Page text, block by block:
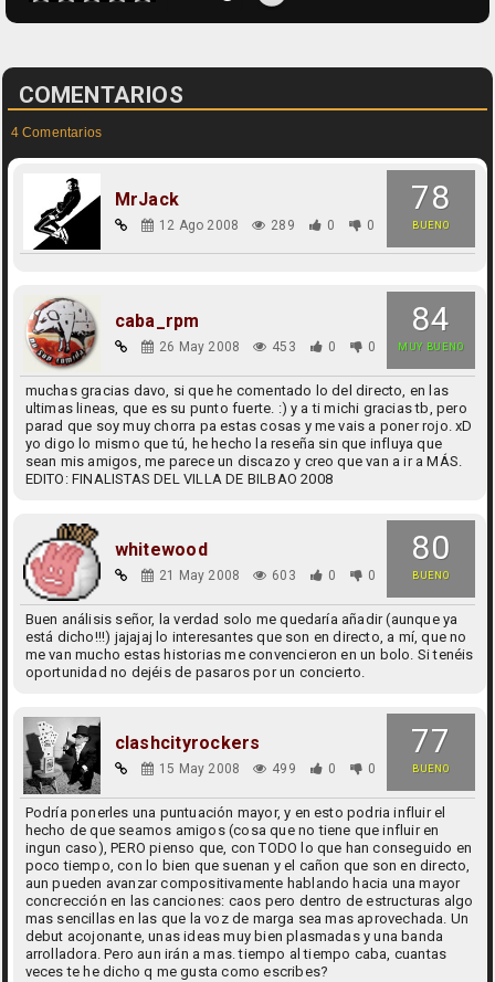
COMENTARIOS
4 Comentarios
78
BUENO
MrJack
12 Ago 2008 289 0 0
84
MUY BUENO
caba_rpm
26 May 2008 453 0 0
muchas gracias davo, si que he comentado lo del directo, en las
ultimas lineas, que es su punto fuerte. :) y a ti michi gracias tb, pero
parad que soy muy chorra pa estas cosas y me vais a poner rojo. xD
yo digo lo mismo que tú, he hecho la reseña sin que influya que
sean mis amigos, me parece un discazo y creo que van a ir a MÁS.
EDITO: FINALISTAS DEL VILLA DE BILBAO 2008
80
BUENO
whitewood
21 May 2008 603 0 0
Buen análisis señor, la verdad solo me quedaría añadir (aunque ya
está dicho!!!) jajajaj lo interesantes que son en directo, a mí, que no
me van mucho estas historias me convencieron en un bolo. Si tenéis
oportunidad no dejéis de pasaros por un concierto.
77
BUENO
clashcityrockers
15 May 2008 499 0 0
Podría ponerles una puntuación mayor, y en esto podria influir el
hecho de que seamos amigos (cosa que no tiene que influir en
ingun caso), PERO pienso que, con TODO lo que han conseguido en
poco tiempo, con lo bien que suenan y el cañon que son en directo,
aun pueden avanzar compositivamente hablando hacia una mayor
concrección en las canciones: caos pero dentro de estructuras algo
mas sencillas en las que la voz de marga sea mas aprovechada. Un
debut acojonante, unas ideas muy bien plasmadas y una banda
arrolladora. Pero aun irán a mas. tiempo al tiempo caba, cuantas
veces te he dicho q me gusta como escribes?